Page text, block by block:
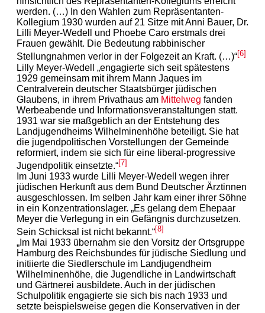
werden. (…) In den Wahlen zum Repräsentanten-
Kollegium 1930 wurden auf 21 Sitze mit Anni Bauer, Dr.
Lilli Meyer-Wedell und Phoebe Caro erstmals drei
Frauen gewählt. Die Bedeutung rabbinischer
Stellungnahmen verlor in der Folgezeit an Kraft. (…)“[6]
Lilly Meyer-Wedell „engagierte sich seit spätestens
1929 gemeinsam mit ihrem Mann Jaques im
Centralverein deutscher Staatsbürger jüdischen
Glaubens, in ihrem Privathaus am Mittelweg fanden
Werbeabende und Informationsveranstaltungen statt.
1931 war sie maßgeblich an der Entstehung des
Landjugendheims Wilhelminenhöhe beteiligt. Sie hat
die jugendpolitischen Vorstellungen der Gemeinde
reformiert, indem sie sich für eine liberal-progressive
Jugendpolitik einsetzte.“[7]
Im Juni 1933 wurde Lilli Meyer-Wedell wegen ihrer
jüdischen Herkunft aus dem Bund Deutscher Ärztinnen
ausgeschlossen. Im selben Jahr kam einer ihrer Söhne
in ein Konzentrationslager. „Es gelang dem Ehepaar
Meyer die Verlegung in ein Gefängnis durchzusetzen.
Sein Schicksal ist nicht bekannt.“[8]
„Im Mai 1933 übernahm sie den Vorsitz der Ortsgruppe
Hamburg des Reichsbundes für jüdische Siedlung und
initiierte die Siedlerschule im Landjugendheim
Wilhelminenhöhe, die Jugendliche in Landwirtschaft
und Gärtnerei ausbildete. Auch in der jüdischen
Schulpolitik engagierte sie sich bis nach 1933 und
setzte beispielsweise gegen die Konservativen in der